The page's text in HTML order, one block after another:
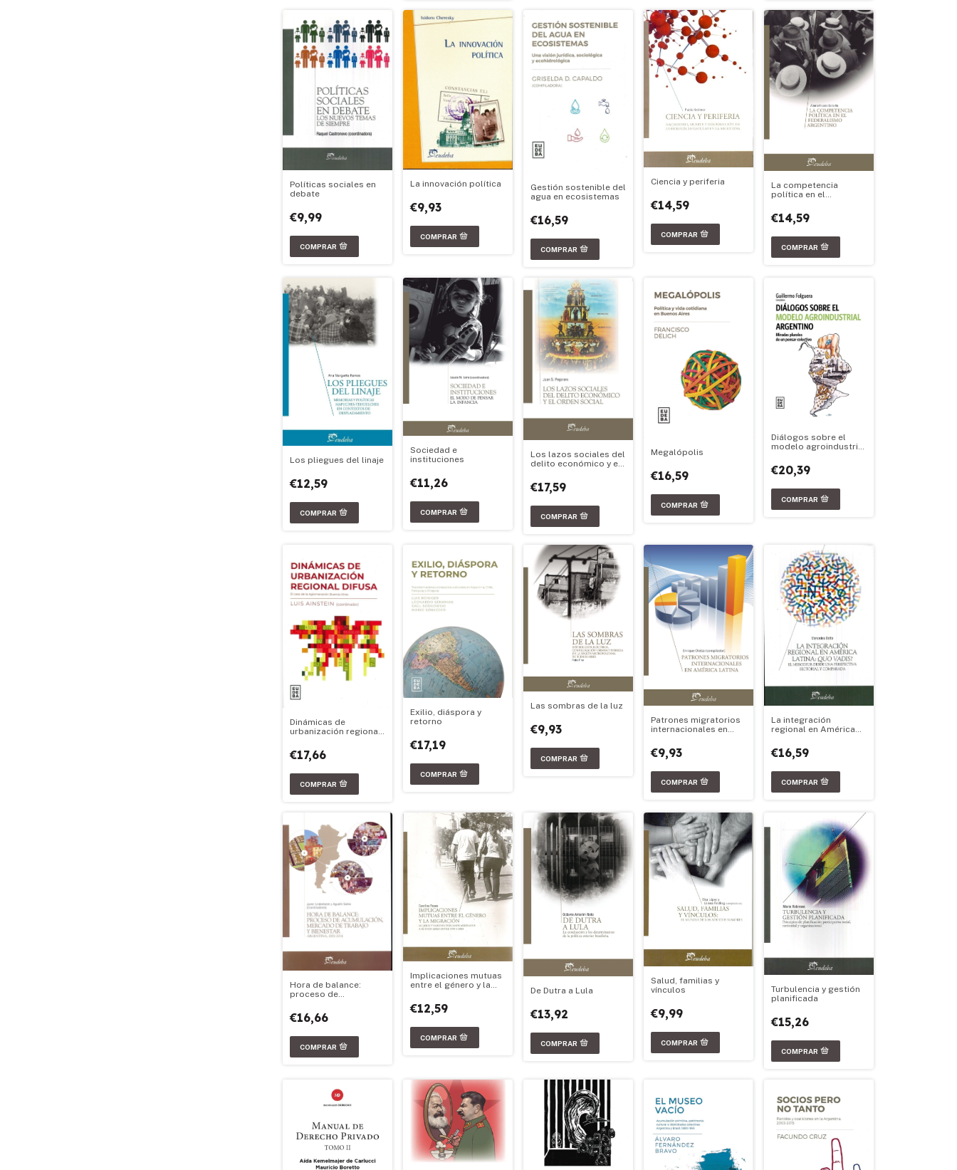
Políticas sociales en
debate
€9,99
La innovación política
€9,93
Gestión sostenible del
agua en ecosistemas
€16,59
Ciencia y periferia
€14,59
La competencia
política en el
€14,59
Los pliegues del linaje
€12,59
Sociedad e
instituciones
€11,26
Los lazos sociales del
delito económico y el
€17,59
Megalópolis
€16,59
Diálogos sobre el
modelo agroindustrial
€20,39
Dinámicas de
urbanización regional
€17,66
Exilio, diáspora y
retorno
€17,19
Las sombras de la luz
€9,93
Patrones migratorios
internacionales en
€9,93
La integración
regional en América
€16,59
Hora de balance:
proceso de
de trabajo y bienestar
€16,66
Implicaciones mutuas
entre el género y la
€12,59
De Dutra a Lula
€13,92
Salud, familias y
vínculos
€9,99
Turbulencia y gestión
planificada
€15,26